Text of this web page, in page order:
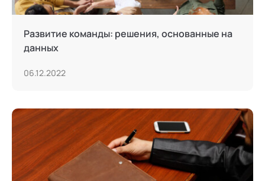
Развитие команды: решения, основанные на
данных
06.12.2022